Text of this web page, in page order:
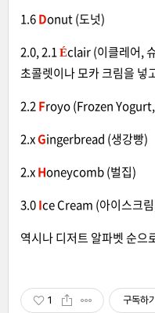
1.6Donut (도넛)
2.0, 2.1Éclair (이클레어,
초콜렛이나 모카 크림을 넣
2.2Froyo (Frozen Yogurt,
2.xGingerbread (생강빵)
2.xHoneycomb (벌집)
3.0Ice Cream (아이스크
역시나 디저트 알파벳 순으
1 구독하기